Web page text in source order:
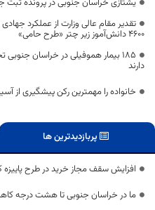
یشتازی خراسان جنوبی در پرونده ثبت
تقدیر مقام عالی وزارت از عملکرد
۴۶۰۰ دانش‌آموز زیر چتر «طرح حامی»
۱۸۵ بیمار هموفیلی در خراسان
دارند
خانواده را مهمترین رکن پیشگیری از
پربازدیدترین ها
افزایش سقف مجاز خرید در طرح پاییزه کتاب 99 در
ما در خراسان جنوبی تا هشت درجه